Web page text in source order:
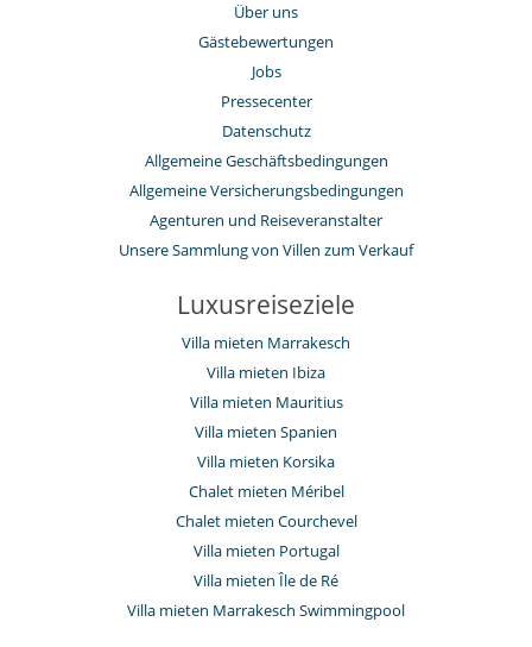
Über uns
Gästebewertungen
Jobs
Pressecenter
Datenschutz
Allgemeine Geschäftsbedingungen
Allgemeine Versicherungsbedingungen
Agenturen und Reiseveranstalter
Unsere Sammlung von Villen zum Verkauf
Luxusreiseziele
Villa mieten Marrakesch
Villa mieten Ibiza
Villa mieten Mauritius
Villa mieten Spanien
Villa mieten Korsika
Chalet mieten Méribel
Chalet mieten Courchevel
Villa mieten Portugal
Villa mieten Île de Ré
Villa mieten Marrakesch Swimmingpool